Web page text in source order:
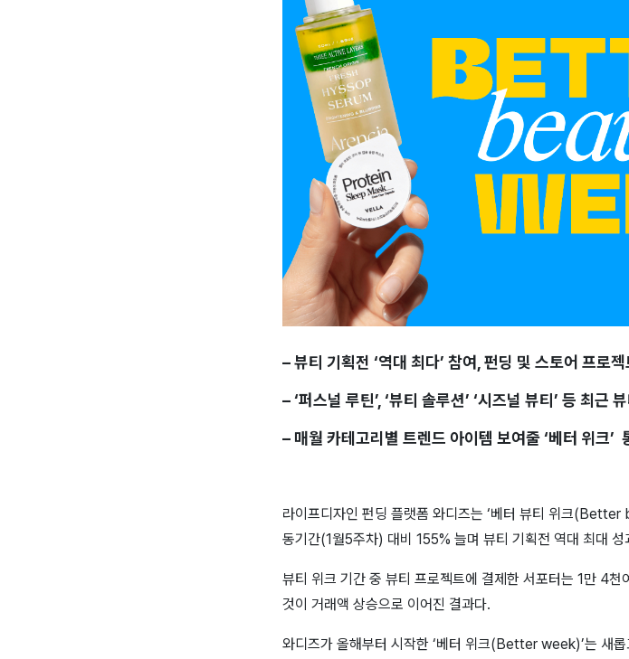
– 뷰티 기획전 ‘역대 최다’ 참여, 펀딩 및 스토어 프로
– ‘퍼스널 루틴’, ‘뷰티 솔루션’ ‘시즈널 뷰티’ 등 최근
– 매월 카테고리별 트렌드 아이템 보여줄 ‘베터 위크’
라이프디자인 펀딩 플랫폼 와디즈는 ‘베터 뷰티 위크
동기간(1월5주차) 대비 155% 늘며 뷰티 기획전 역대 최대
뷰티 위크 기간 중 뷰티 프로젝트에 결제한 서포터는 1만 4
것이 거래액 상승으로 이어진 결과다.
와디즈가 올해부터 시작한 ‘베터 위크(Better week)’는 새